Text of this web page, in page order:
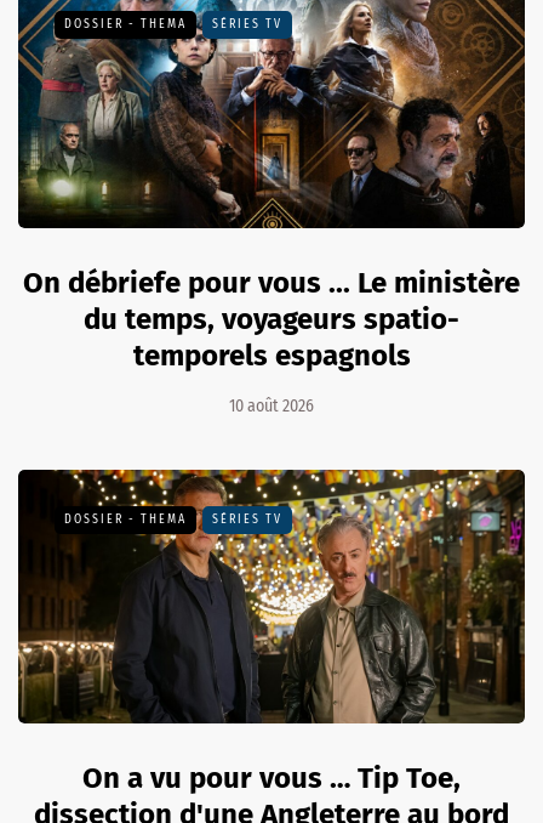
DOSSIER - THEMA SÉRIES TV
On débriefe pour vous ... Le ministère
du temps, voyageurs spatio-
temporels espagnols
10 août 2026
DOSSIER - THEMA SÉRIES TV
On a vu pour vous … Tip Toe,
dissection d'une Angleterre au bord